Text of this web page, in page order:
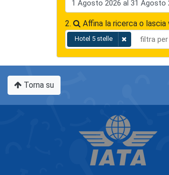
2. Affina la ricerca o lascia
Hotel 5 stelle
Torna su